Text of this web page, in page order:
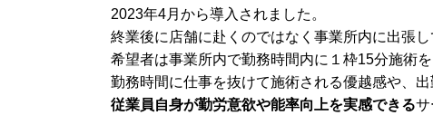
2023年4月から導入されました。
終業後に店舗に赴くのではなく事業所内に出張し
希望者は事業所内で勤務時間内に１枠15分施術を
勤務時間に仕事を抜けて施術される優越感や、出
従業員自身が勤労意欲や能率向上を実感できるサ